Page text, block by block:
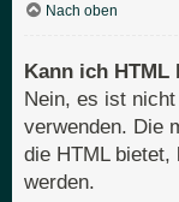
Nach oben
Kann ich HTML
Nein, es ist
verwenden. Die
die HTML bietet,
werden.